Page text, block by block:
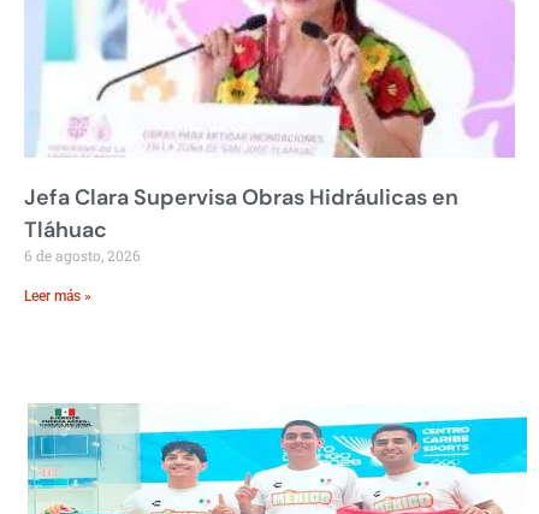
Jefa Clara Supervisa Obras Hidráulicas en
Tláhuac
6 de agosto, 2026
Leer más »